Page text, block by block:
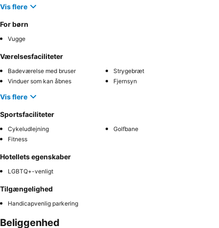
Vis flere
For børn
Vugge
Værelsesfaciliteter
Badeværelse med bruser
Strygebræt
Vinduer som kan åbnes
Fjernsyn
Vis flere
Sportsfaciliteter
Cykeludlejning
Golfbane
Fitness
Hotellets egenskaber
LGBTQ+-venligt
Tilgængelighed
Handicapvenlig parkering
Beliggenhed